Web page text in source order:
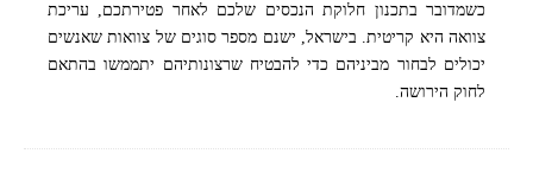
קרדיט התמונה: תמונה זו נוצרה על ידי NOVITA בינה מלאכותית
כשמדובר בתכנון חלוקת הנכסים שלכם לאחר פטירתכם, עריכת
צוואה היא קריטית. בישראל, ישנם מספר סוגים של צוואות שאנשים
יכולים לבחור מביניהם כדי להבטיח שרצונותיהם יתממשו בהתאם
לחוק הירושה.